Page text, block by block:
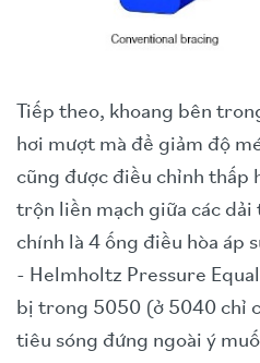
Tiếp theo, khoang bên
hơi mượt mà để giảm độ
cũng được điều chỉnh thấp
trộn liền mạch giữa các dải
chính là 4 ống điều hòa áp
- Helmholtz Pressure
bị trong 5050 (ở 5040 chỉ
tiêu sóng đứng ngoài ý